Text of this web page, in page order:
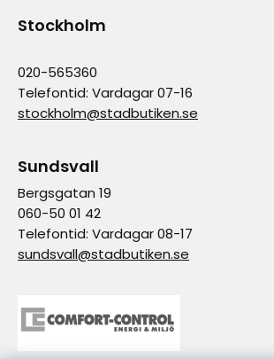
Stockholm
020-565360
Telefontid: Vardagar 07-16
stockholm@stadbutiken.se
Sundsvall
Bergsgatan 19
060-50 01 42
Telefontid: Vardagar 08-17
sundsvall@stadbutiken.se